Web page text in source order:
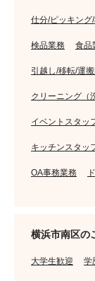
仕分/ピッキング
検品業務 食品
引越し/移転/運
クリーニング（
イベントスタッ
キッチンスタッ
OA事務業務
横浜市南区の
大学生歓迎 学